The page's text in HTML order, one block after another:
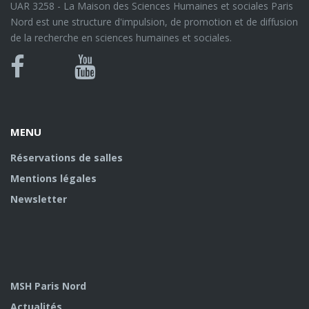
UAR 3258 - La Maison des Sciences Humaines et sociales Paris
Nord est une structure d'impulsion, de promotion et de diffusion
de la recherche en sciences humaines et sociales.
Bluesky
Canal
MENU
Réservations de salles
Mentions légales
Newsletter
MSH Paris Nord